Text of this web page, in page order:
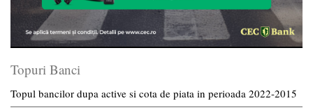
Topuri Banci
Topul bancilor dupa active si cota de piata in perioada 2022-2015